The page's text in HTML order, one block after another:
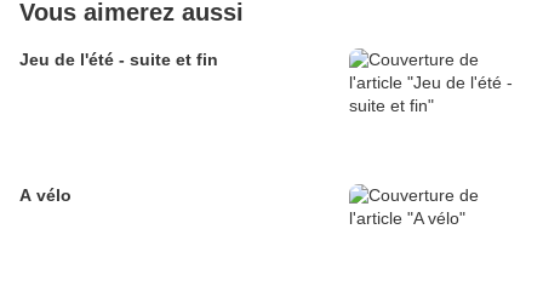
Vous aimerez aussi
Jeu de l'été - suite et fin
A vélo